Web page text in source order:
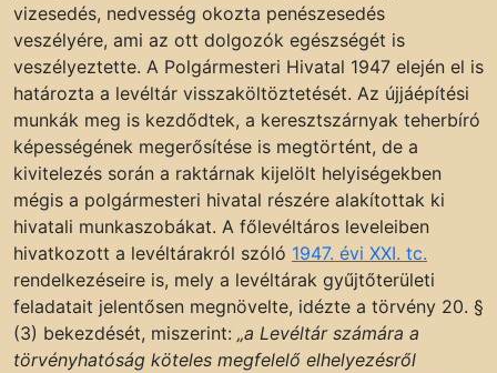
vizesedés, nedvesség okozta penészesedés
veszélyére, ami az ott dolgozók egészségét is
veszélyeztette. A Polgármesteri Hivatal 1947 elején el is
határozta a levéltár visszaköltöztetését. Az újjáépítési
munkák meg is kezdődtek, a keresztszárnyak teherbíró
képességének megerősítése is megtörtént, de a
kivitelezés során a raktárnak kijelölt helyiségekben
mégis a polgármesteri hivatal részére alakítottak ki
hivatali munkaszobákat. A főlevéltáros leveleiben
hivatkozott a levéltárakról szóló 1947. évi XXI. tc.
rendelkezéseire is, mely a levéltárak gyűjtőterületi
feladatait jelentősen megnövelte, idézte a törvény 20. §
(3) bekezdését, miszerint: „a Levéltár számára a
törvényhatóság köteles megfelelő elhelyezésről